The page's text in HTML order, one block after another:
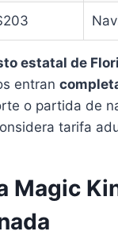
estatal de
entran
o partida de
tarifa
Magic